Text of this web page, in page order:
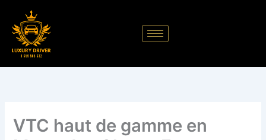
contenu
VTC haut de gamme en